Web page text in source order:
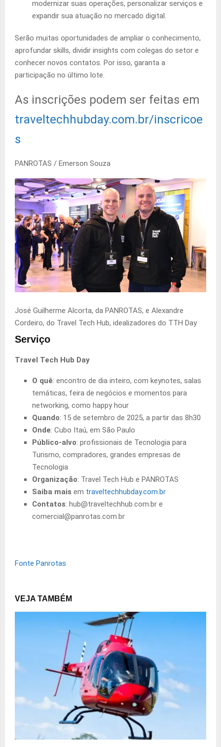
modernizar suas operações, personalizar serviços e
expandir sua atuação no mercado digital.
Serão muitas oportunidades de ampliar o conhecimento,
aprofundar skills, dividir insights com colegas do setor e
conhecer novos contatos. Por isso, garanta a
participação no último lote.
As inscrições podem ser feitas em
traveltechhubday.com.br/inscricoe
s
PANROTAS / Emerson Souza
José Guilherme Alcorta, da PANROTAS, e Alexandre
Cordeiro, do Travel Tech Hub, idealizadores do TTH Day
Serviço
Travel Tech Hub Day
O quê: encontro de dia inteiro, com keynotes, salas
temáticas, feira de negócios e momentos para
networking, como happy hour
Quando: 15 de setembro de 2025, a partir das 8h30
Onde: Cubo Itaú, em São Paulo
Público-alvo: profissionais de Tecnologia para
Turismo, compradores, grandes empresas de
Tecnologia
Organização: Travel Tech Hub e PANROTAS
Saiba mais em traveltechhubday.com.br
Contatos: hub@traveltechhub.com.br e
comercial@panrotas.com.br
Fonte Panrotas
VEJA TAMBÉM